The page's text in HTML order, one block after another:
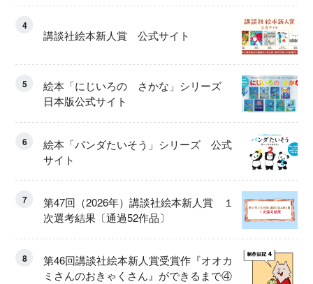
4
講談社絵本新人賞 公式サイト
5
絵本「にじいろの さかな」シリーズ
日本版公式サイト
6
絵本「パンダたいそう」シリーズ 公式
サイト
7
第47回（2026年）講談社絵本新人賞 １
次選考結果〔通過52作品〕
8
第46回講談社絵本新人賞受賞作『オオカ
ミさんのおきゃくさん』ができるまで④